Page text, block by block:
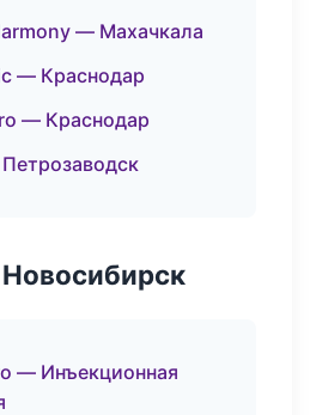
— Махачкала
— Краснодар
— Краснодар
— Инъекционная